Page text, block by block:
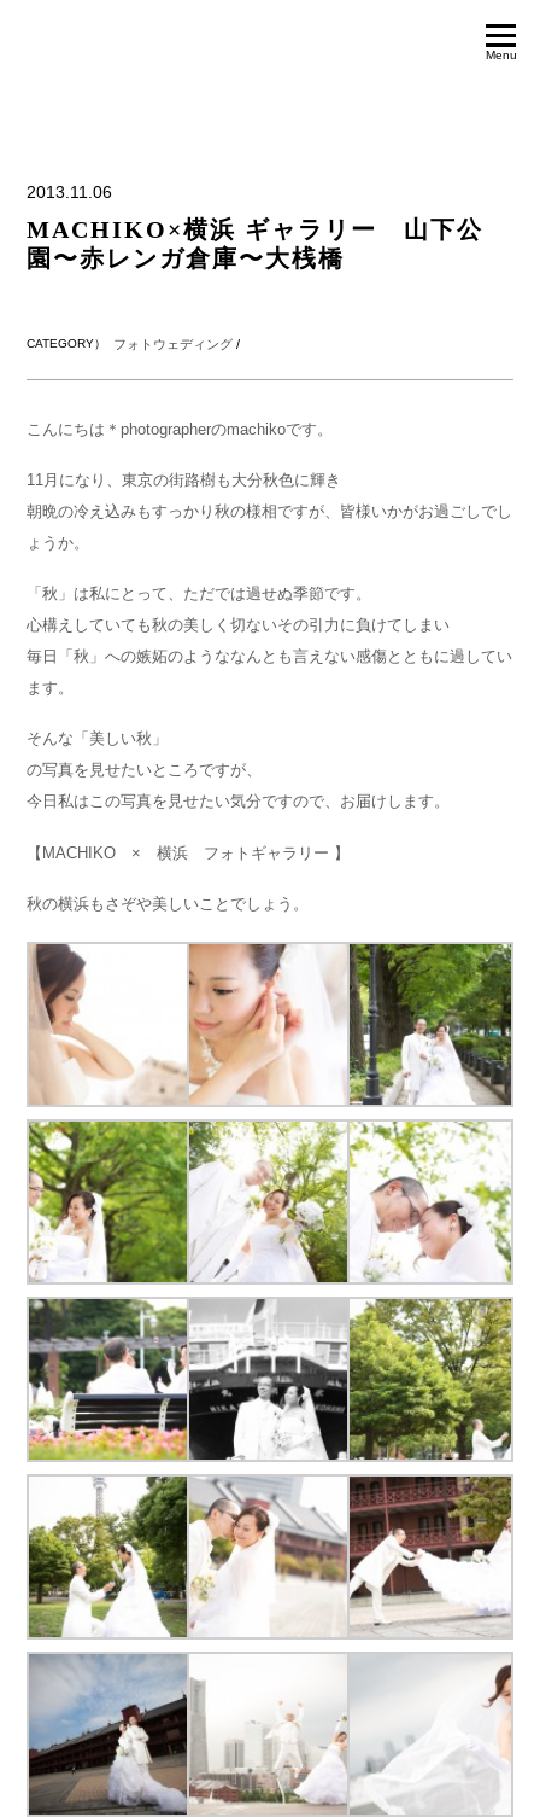
Menu
2013.11.06
MACHIKO×横浜 ギャラリー 山下公
園〜赤レンガ倉庫〜大桟橋
CATEGORY） フォトウェディング /
こんにちは＊photographerのmachikoです。
11月になり、東京の街路樹も大分秋色に輝き
朝晩の冷え込みもすっかり秋の様相ですが、皆様いかがお過ごしでし
ょうか。
「秋」は私にとって、ただでは過せぬ季節です。
心構えしていても秋の美しく切ないその引力に負けてしまい
毎日「秋」への嫉妬のようななんとも言えない感傷とともに過してい
ます。
そんな「美しい秋」
の写真を見せたいところですが、
今日私はこの写真を見せたい気分ですので、お届けします。
【MACHIKO × 横浜 フォトギャラリー 】
秋の横浜もさぞや美しいことでしょう。